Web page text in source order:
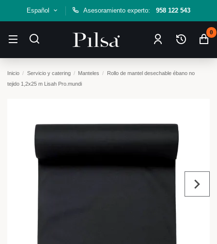
Español Asesoramiento experto: 958 122 543
0
Inicio Servicio y catering Manteles
Rollo de mantel desechable ébano no
tejido 1,2x25 m Lisah Pro.mundi